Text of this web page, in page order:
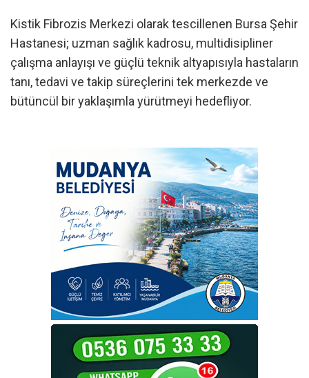
Kistik Fibrozis Merkezi olarak tescillenen Bursa Şehir
Hastanesi; uzman sağlık kadrosu, multidisipliner
çalışma anlayışı ve güçlü teknik altyapısıyla hastaların
tanı, tedavi ve takip süreçlerini tek merkezde ve
bütüncül bir yaklaşımla yürütmeyi hedefliyor.